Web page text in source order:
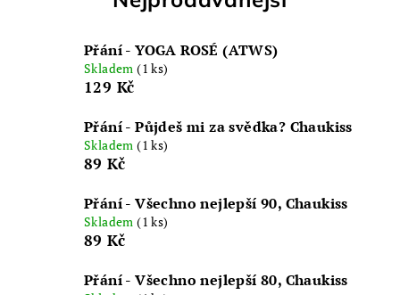
Přání - YOGA ROSÉ (ATWS)
Skladem(1 ks)
129 Kč
Přání - Půjdeš mi za svědka? Chaukiss
Skladem(1 ks)
89 Kč
Přání - Všechno nejlepší 90, Chaukiss
Skladem(1 ks)
89 Kč
Přání - Všechno nejlepší 80, Chaukiss